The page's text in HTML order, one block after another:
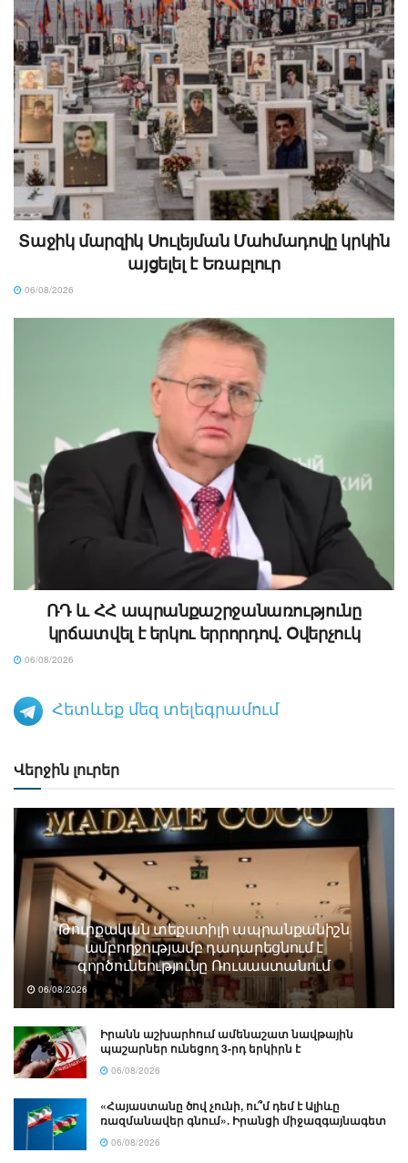
Տաջիկ մարզիկ Սուլեյման Մահմադովը կրկին
այցելել է Եռաբլուր
06/08/2026
ՌԴ և ՀՀ ապրանքաշրջանառությունը
կրճատվել է երկու երրորդով. Օվերչուկ
06/08/2026
Հետևեք մեզ տելեգրամում
Վերջին լուրեր
Թուրքական տեքստիլի ապրանքանիշն
ամբողջությամբ դադարեցնում է
գործունեությունը Ռուսաստանում
06/08/2026
Իրանն աշխարհում ամենաշատ նավթային
պաշարներ ունեցող 3-րդ երկիրն է
06/08/2026
«Հայաստանը ծով չունի, ու՞մ դեմ է Ալիևը
ռազմանավեր գնում». Իրանցի միջազգայնագետ
06/08/2026